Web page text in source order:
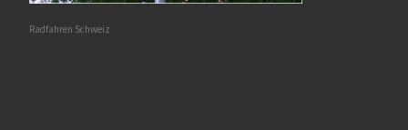
Radfahren Schweiz